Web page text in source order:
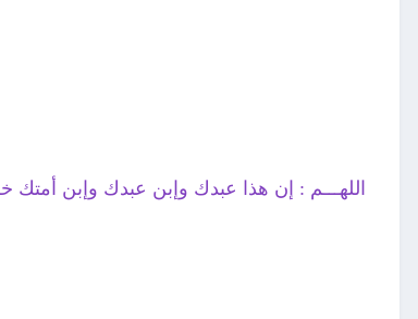
اللهـــم : إن هذا عبدك وإبن عبدك وإبن أمتك